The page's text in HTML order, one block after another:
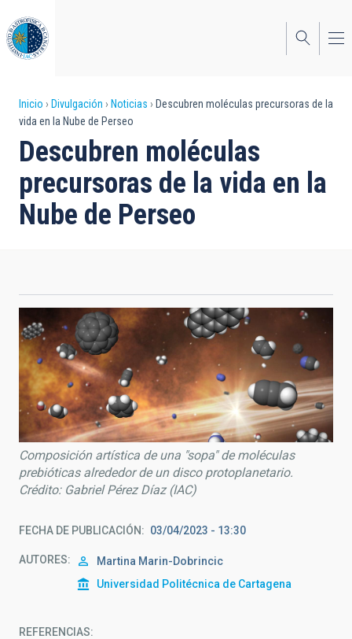
al
contenido
principal
Sobrescribir
enlaces
de
ayuda
a
Inicio Divulgación Noticias
Descubren moléculas precursoras de la
vida en la Nube de Perseo
Descubren moléculas
precursoras de la vida en la
Nube de Perseo
Composición artística de una "sopa" de moléculas
prebióticas alrededor de un disco protoplanetario.
Crédito: Gabriel Pérez Díaz (IAC)
FECHA DE PUBLICACIÓN 03/04/2023 - 13:30
AUTORES
Martina Marin-Dobrincic
Universidad Politécnica de Cartagena
REFERENCIAS